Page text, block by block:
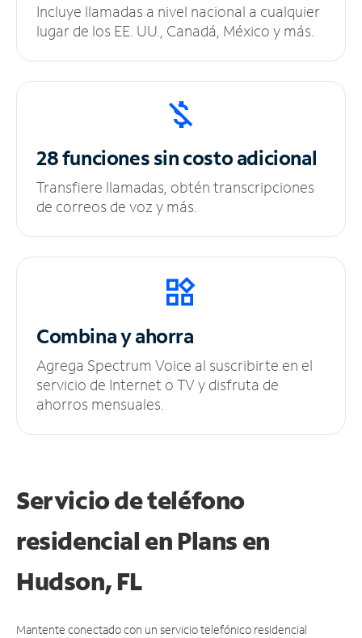
Incluye llamadas a nivel nacional a cualquier
lugar de los EE. UU., Canadá, México y más.
28 funciones sincosto adicional
Transfiere llamadas, obtén transcripciones
de correos de voz y más.
Combina y ahorra
Agrega Spectrum Voice al suscribirte en el
servicio de Internet o TV y disfruta de
ahorros mensuales.
Servicio de teléfono
residencial en Plans en
Hudson, FL
Mantente conectado con un servicio telefónico residencial